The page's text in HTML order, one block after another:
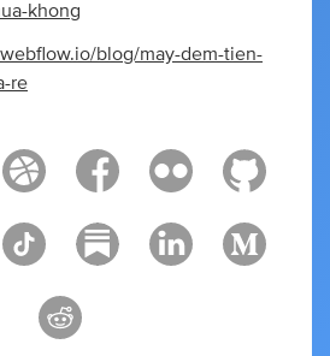
khong
blog/may-dem-tien-
re